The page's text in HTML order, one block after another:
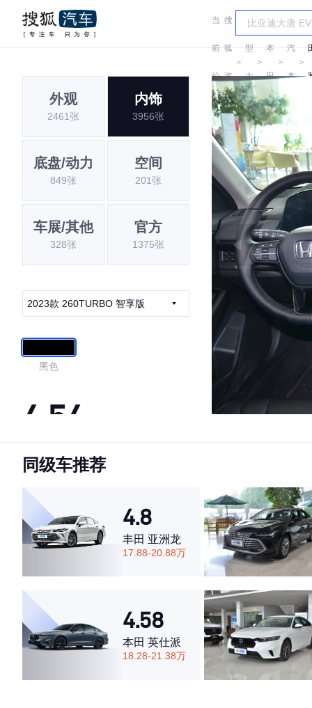
当
前
位
置:
搜
狐
汽
车
＞
车
型
大
全
＞
本
田
＞
广
汽
本
田
＞
外观
2461张
内饰
3956张
底盘/动力
849张
空间
201张
车展/其他
328张
官方
1375张
2023款 260TURBO 智享版
黑色
4.54
·外观表现一般，低于74%同级车
·空间表现较为优秀，优于73%同级车
同级车推荐
4.8
丰田 亚洲龙
17.88-20.88万
4.58
本田 英仕派
18.28-21.38万